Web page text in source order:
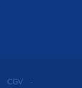
CGV -